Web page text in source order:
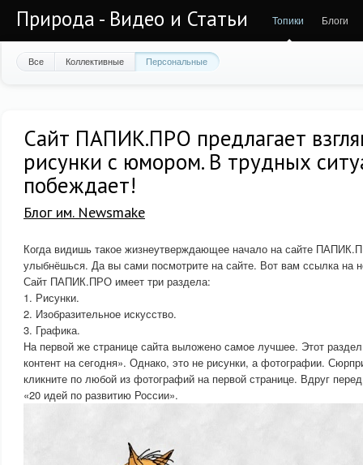
Природа - Видео и Статьи Топики Блоги
Все Коллективные Персональные
Сайт ПАПИК.ПРО предлагает
рисунки с юмором. В трудных
побеждает!
Блог им. Newsmake
Когда видишь такое жизнеутверждающее начало на сайте
улыбнёшься. Да вы сами посмотрите на сайте. Вот вам ссылка на
Сайт ПАПИК.ПРО имеет три раздела:
1. Рисунки.
2. Изобразительное искусство.
3. Графика.
На первой же странице сайта выложено самое лучшее. Этот
контент на сегодня». Однако, это не рисунки, а фотографии.
кликните по любой из фотографий на первой странице. Вдруг
«20 идей по развитию России».